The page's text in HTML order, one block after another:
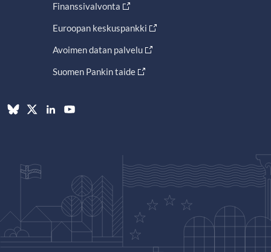
Finanssivalvonta
Euroopan keskuspankki
Avoimen datan palvelu
Suomen Pankin taide